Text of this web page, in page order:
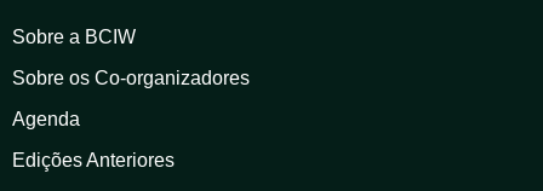
Sobre a BCIW
Sobre os Co-organizadores
Agenda
Edições Anteriores